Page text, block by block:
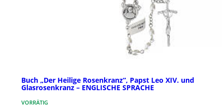
Buch „Der Heilige Rosenkranz“, Papst Leo XIV. und
Glasrosenkranz – ENGLISCHE SPRACHE
VORRÄTIG